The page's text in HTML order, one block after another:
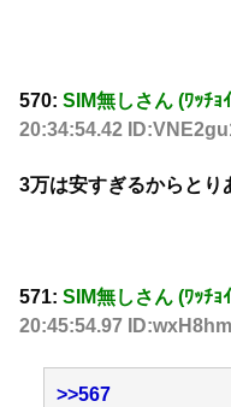
570: SIM無しさん (ﾜｯﾁｮ
20:34:54.42
3万は安すぎるからとり
571: SIM無しさん (ﾜｯﾁ
20:45:54.97
>>567